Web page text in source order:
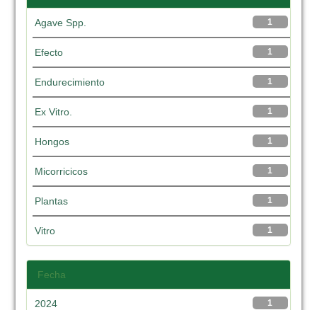
1
Agave Spp.
1
Efecto
1
Endurecimiento
1
Ex Vitro.
1
Hongos
1
Micorricicos
1
Plantas
1
Vitro
Fecha
1
2024